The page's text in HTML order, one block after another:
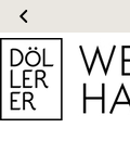
Zum
Inhalt
springen